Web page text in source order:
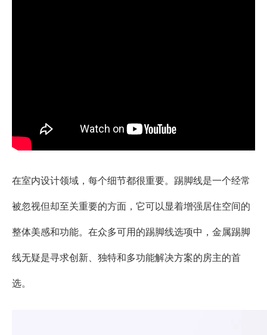
在室内设计领域，每个细节都很重要。踢脚线是一个经常
被忽视但却至关重要的方面，它可以显着增强居住空间的
整体美感和功能。在众多可用的踢脚线选项中，金属踢脚
线无疑是寻求创新、独特和多功能解决方案的房主的首
选。